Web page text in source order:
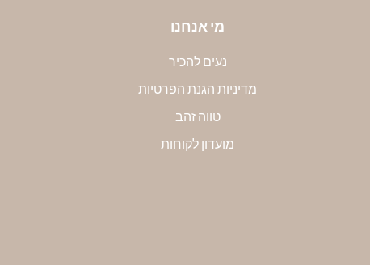
מי אנחנו
נעים להכיר
מדיניות הגנת הפרטיות
טווה זהב
מועדון לקוחות